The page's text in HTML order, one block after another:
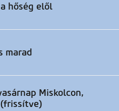
hőség elől
marad
Miskolcon,